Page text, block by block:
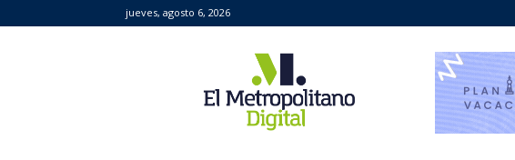
jueves, agosto 6, 2026
Metropolitano
Digital